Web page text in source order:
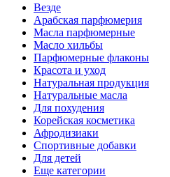
Везде
Арабская парфюмерия
Масла парфюмерные
Масло хильбы
Парфюмерные флаконы
Красота и уход
Натуральная продукция
Натуральные масла
Для похудения
Корейская косметика
Афродизиаки
Спортивные добавки
Для детей
Еще категории